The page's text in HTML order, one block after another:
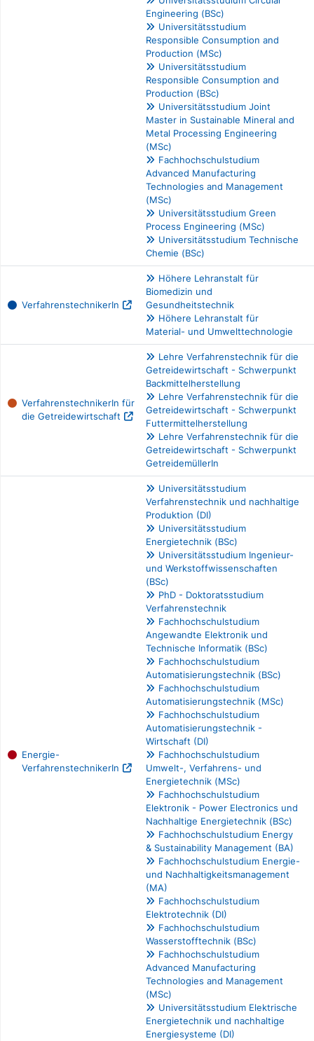
Engineering (BSc)
Universitätsstudium
Responsible Consumption and
Production (MSc)
Universitätsstudium
Responsible Consumption and
Production (BSc)
Universitätsstudium Joint
Master in Sustainable Mineral and
Metal Processing Engineering
(MSc)
Fachhochschulstudium
Advanced Manufacturing
Technologies and Management
(MSc)
Universitätsstudium Green
Process Engineering (MSc)
Universitätsstudium Technische
Chemie (BSc)
VerfahrenstechnikerIn
Höhere Lehranstalt für
Biomedizin und
Gesundheitstechnik
Höhere Lehranstalt für
Material- und Umwelttechnologie
VerfahrenstechnikerIn für
die Getreidewirtschaft
Lehre Verfahrenstechnik für die
Getreidewirtschaft - Schwerpunkt
Backmittelherstellung
Lehre Verfahrenstechnik für die
Getreidewirtschaft - Schwerpunkt
Futtermittelherstellung
Lehre Verfahrenstechnik für die
Getreidewirtschaft - Schwerpunkt
GetreidemüllerIn
Energie-
VerfahrenstechnikerIn
Universitätsstudium
Verfahrenstechnik und nachhaltige
Produktion (DI)
Universitätsstudium
Energietechnik (BSc)
Universitätsstudium Ingenieur-
und Werkstoffwissenschaften
(BSc)
PhD - Doktoratsstudium
Verfahrenstechnik
Fachhochschulstudium
Angewandte Elektronik und
Technische Informatik (BSc)
Fachhochschulstudium
Automatisierungstechnik (BSc)
Fachhochschulstudium
Automatisierungstechnik (MSc)
Fachhochschulstudium
Automatisierungstechnik -
Wirtschaft (DI)
Fachhochschulstudium
Umwelt-, Verfahrens- und
Energietechnik (MSc)
Fachhochschulstudium
Elektronik - Power Electronics und
Nachhaltige Energietechnik (BSc)
Fachhochschulstudium Energy
& Sustainability Management (BA)
Fachhochschulstudium Energie-
und Nachhaltigkeitsmanagement
(MA)
Fachhochschulstudium
Elektrotechnik (DI)
Fachhochschulstudium
Wasserstofftechnik (BSc)
Fachhochschulstudium
Advanced Manufacturing
Technologies and Management
(MSc)
Universitätsstudium Elektrische
Energietechnik und nachhaltige
Energiesysteme (DI)